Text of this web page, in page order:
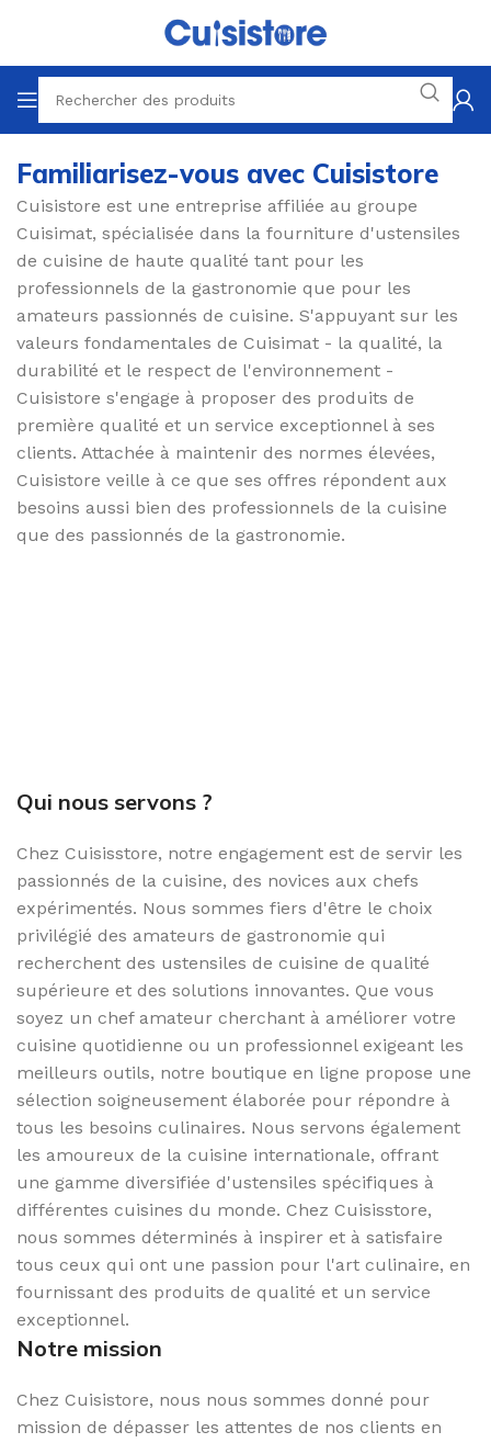
Familiarisez-vous avec Cuisistore
Cuisistore est une entreprise affiliée au groupe
Cuisimat, spécialisée dans la fourniture d'ustensiles
de cuisine de haute qualité tant pour les
professionnels de la gastronomie que pour les
amateurs passionnés de cuisine. S'appuyant sur les
valeurs fondamentales de Cuisimat - la qualité, la
durabilité et le respect de l'environnement -
Cuisistore s'engage à proposer des produits de
première qualité et un service exceptionnel à ses
clients. Attachée à maintenir des normes élevées,
Cuisistore veille à ce que ses offres répondent aux
besoins aussi bien des professionnels de la cuisine
que des passionnés de la gastronomie.
Qui nous servons ?
Chez Cuisisstore, notre engagement est de servir les
passionnés de la cuisine, des novices aux chefs
expérimentés. Nous sommes fiers d'être le choix
privilégié des amateurs de gastronomie qui
recherchent des ustensiles de cuisine de qualité
supérieure et des solutions innovantes. Que vous
soyez un chef amateur cherchant à améliorer votre
cuisine quotidienne ou un professionnel exigeant les
meilleurs outils, notre boutique en ligne propose une
sélection soigneusement élaborée pour répondre à
tous les besoins culinaires. Nous servons également
les amoureux de la cuisine internationale, offrant
une gamme diversifiée d'ustensiles spécifiques à
différentes cuisines du monde. Chez Cuisisstore,
nous sommes déterminés à inspirer et à satisfaire
tous ceux qui ont une passion pour l'art culinaire, en
fournissant des produits de qualité et un service
exceptionnel.
Notre mission
Chez Cuisistore, nous nous sommes donné pour
mission de dépasser les attentes de nos clients en